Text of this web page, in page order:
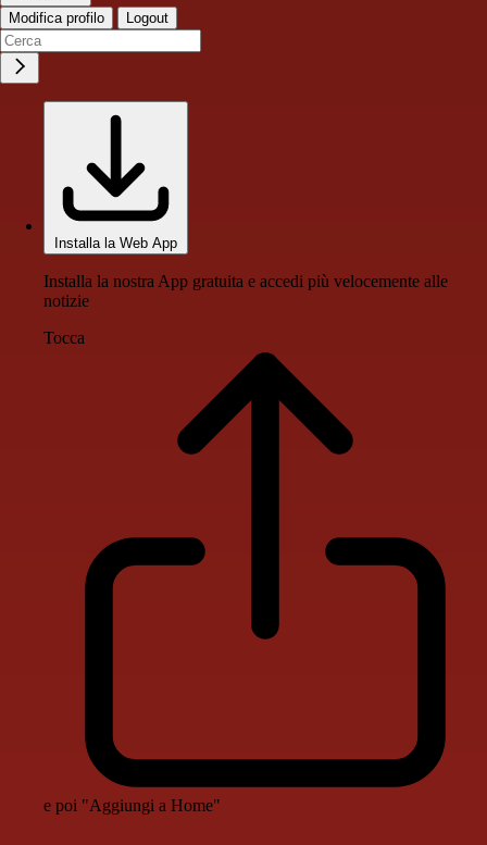
Modifica profilo Logout
Installa la Web App
Installa la nostra App gratuita e accedi più velocemente alle
notizie
Tocca
e poi "Aggiungi a Home"